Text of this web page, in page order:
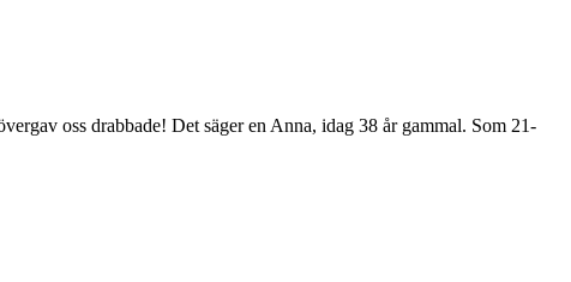
oss drabbade! Det säger en Anna, idag 38 år gammal. Som 21-